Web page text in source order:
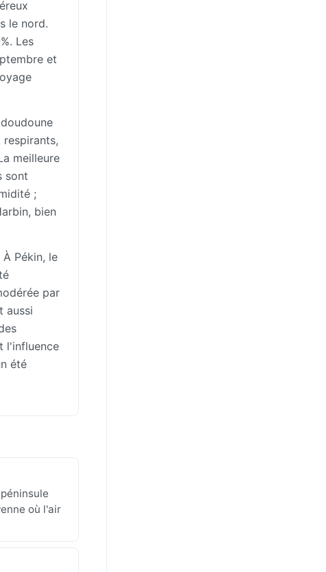
le nord.
Les
et
meilleure
sont
;
bien
Pékin, le
par
aussi
l'influence
été
où l'air